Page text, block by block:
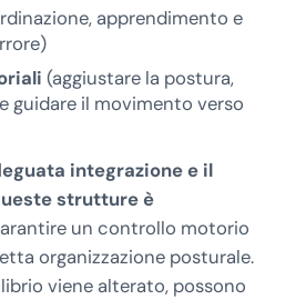
apprendimento e
(aggiustare la postura,
guidare il movimento verso
integrazione e il
strutture è
un controllo motorio
organizzazione posturale.
viene alterato, possono